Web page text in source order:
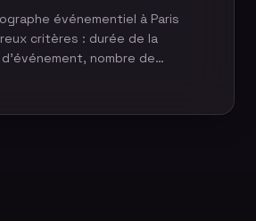
événementiel à Paris
critères : durée de la
nombre de
Plutôt que de rechercher le tarif
de comprendre ce qui